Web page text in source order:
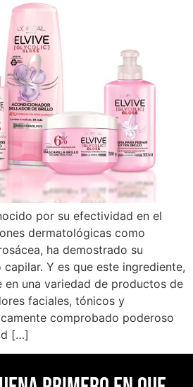
por su efectividad en el
dermatológicas como
ha demostrado su
Y es que este ingrediente,
en una variedad de productos de
faciales, tónicos y
comprobado poderoso
[…]